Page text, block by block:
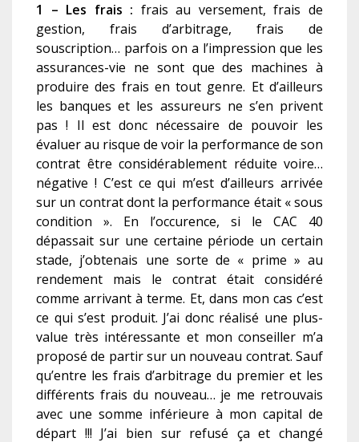
1 – Les frais : frais au versement, frais de
gestion, frais d’arbitrage, frais de
souscription… parfois on a l’impression que les
assurances-vie ne sont que des machines à
produire des frais en tout genre. Et d’ailleurs
les banques et les assureurs ne s’en privent
pas ! Il est donc nécessaire de pouvoir les
évaluer au risque de voir la performance de son
contrat être considérablement réduite voire…
négative ! C’est ce qui m’est d’ailleurs arrivée
sur un contrat dont la performance était « sous
condition ». En l’occurence, si le CAC 40
dépassait sur une certaine période un certain
stade, j’obtenais une sorte de « prime » au
rendement mais le contrat était considéré
comme arrivant à terme. Et, dans mon cas c’est
ce qui s’est produit. J’ai donc réalisé une plus-
value très intéressante et mon conseiller m’a
proposé de partir sur un nouveau contrat. Sauf
qu’entre les frais d’arbitrage du premier et les
différents frais du nouveau… je me retrouvais
avec une somme inférieure à mon capital de
départ !!! J’ai bien sur refusé ça et changé